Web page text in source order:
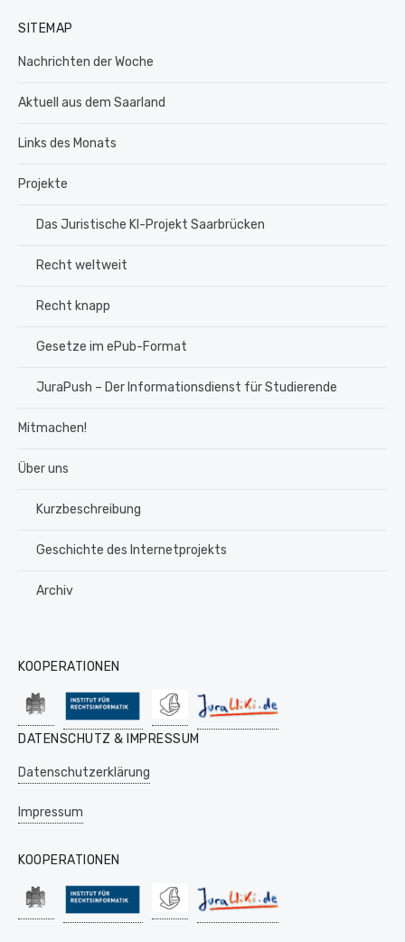
SITEMAP
Nachrichten der Woche
Aktuell aus dem Saarland
Links des Monats
Projekte
Das Juristische KI-Projekt Saarbrücken
Recht weltweit
Recht knapp
Gesetze im ePub-Format
JuraPush – Der Informationsdienst für Studierende
Mitmachen!
Über uns
Kurzbeschreibung
Geschichte des Internetprojekts
Archiv
KOOPERATIONEN
DATENSCHUTZ & IMPRESSUM
Datenschutzerklärung
Impressum
KOOPERATIONEN